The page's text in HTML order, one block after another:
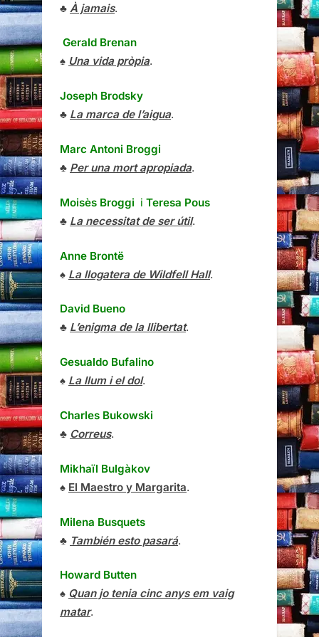
♣ À jamais.
Gerald Brenan
♠ Una vida pròpia.
Joseph Brodsky
♣ La marca de l’aigua.
Marc Antoni Broggi
♣ Per una mort apropiada.
Moisès Broggi i Teresa Pous
♣ La necessitat de ser útil.
Anne Brontë
♠ La llogatera de Wildfell Hall.
David Bueno
♣ L’enigma de la llibertat.
Gesualdo Bufalino
♠ La llum i el dol.
Charles Bukowski
♣ Correus.
Mikhaïl Bulgàkov
♠ El Maestro y Margarita.
Milena Busquets
♣ También esto pasará.
Howard Butten
♠ Quan jo tenia cinc anys em vaig
matar.